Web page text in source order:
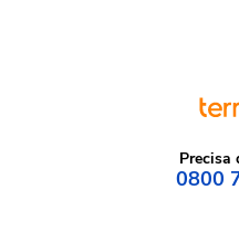
Precisa
0800